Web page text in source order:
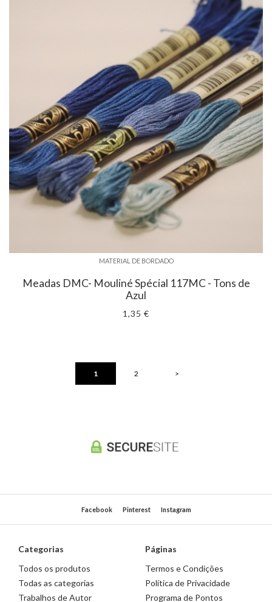
MATERIAL DE BORDADO
Meadas DMC- Mouliné Spécial 117MC - Tons de
Azul
1,35 €
1 2 >
Facebook Pinterest Instagram
Categorias
Todos os produtos
Todas as categorias
Trabalhos de Autor
Páginas
Termos e Condições
Política de Privacidade
Programa de Pontos